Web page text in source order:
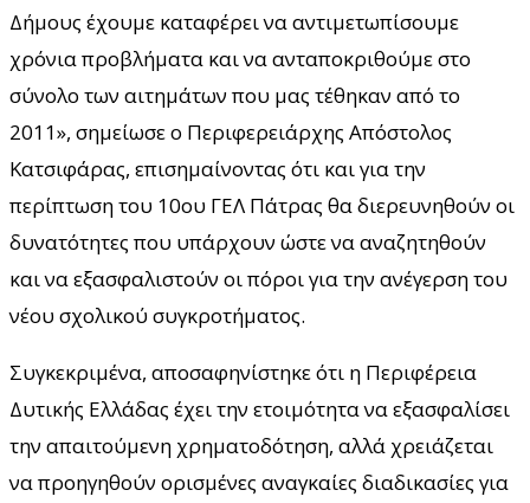
Δήμους έχουμε καταφέρει να αντιμετωπίσουμε
χρόνια προβλήματα και να ανταποκριθούμε στο
σύνολο των αιτημάτων που μας τέθηκαν από το
2011», σημείωσε ο Περιφερειάρχης Απόστολος
Κατσιφάρας, επισημαίνοντας ότι και για την
περίπτωση του 10ου ΓΕΛ Πάτρας θα διερευνηθούν οι
δυνατότητες που υπάρχουν ώστε να αναζητηθούν
και να εξασφαλιστούν οι πόροι για την ανέγερση του
νέου σχολικού συγκροτήματος.
Συγκεκριμένα, αποσαφηνίστηκε ότι η Περιφέρεια
Δυτικής Ελλάδας έχει την ετοιμότητα να εξασφαλίσει
την απαιτούμενη χρηματοδότηση, αλλά χρειάζεται
να προηγηθούν ορισμένες αναγκαίες διαδικασίες για